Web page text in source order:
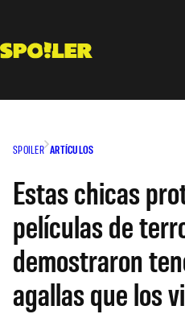
contenido
SPOILER ARTÍCULOS
Estas chicas
películas de
demostraron
agallas que los